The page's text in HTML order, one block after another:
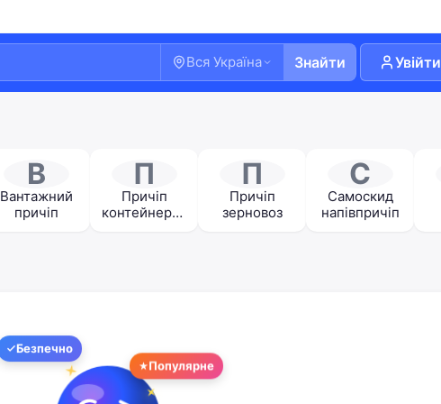
Вся Україна Знайти Увійти
В
Вантажний
причіп
П
Причіп
контейнеров
П
Причіп
зерновоз
С
Самоскид
напівпричіп
Безпечно
Популярне
Ласкаво просимо!
Увійдіть або створіть акаунт